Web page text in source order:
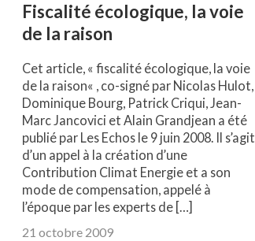
Fiscalité écologique, la voie
de la raison
Cet article, « fiscalité écologique, la voie
de la raison« , co-signé par Nicolas Hulot,
Dominique Bourg, Patrick Criqui, Jean-
Marc Jancovici et Alain Grandjean a été
publié par Les Echos le 9 juin 2008. Il s’agit
d’un appel à la création d’une
Contribution Climat Energie et a son
mode de compensation, appelé à
l’époque par les experts de […]
21 octobre 2009